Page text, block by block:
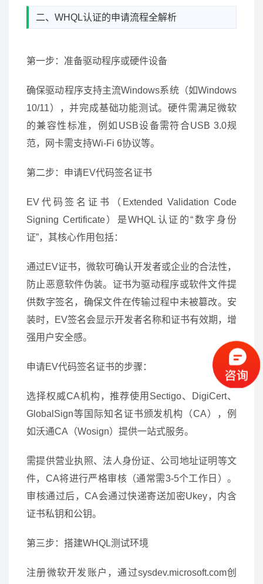
二、WHQL认证的申请流程全解析
第一步：准备驱动程序或硬件设备
确保驱动程序支持主流Windows系统（如Windows
10/11），并完成基础功能测试。硬件需满足微软
的兼容性标准，例如USB设备需符合USB 3.0规
范，网卡需支持Wi-Fi 6协议等。
第二步：申请EV代码签名证书
EV代码签名证书（Extended Validation Code
Signing Certificate）是WHQL认证的“数字身份
证”，其核心作用包括：
通过EV证书，微软可确认开发者或企业的合法性，
防止恶意软件伪装。证书为驱动程序或软件文件提
供数字签名，确保文件在传输过程中未被篡改。安
装时，EV签名会显示开发者名称和证书有效期，增
强用户安全感。
申请EV代码签名证书的步骤：
选择权威CA机构，推荐使用Sectigo、DigiCert、
GlobalSign等国际知名证书颁发机构（CA），例
如沃通CA（Wosign）提供一站式服务。
需提供营业执照、法人身份证、公司地址证明等文
件，CA将进行严格审核（通常需3-5个工作日）。
审核通过后，CA会通过快递寄送加密Ukey，内含
证书私钥和公钥。
第三步：搭建WHQL测试环境
注册微软开发账户，通过sysdev.microsoft.com创